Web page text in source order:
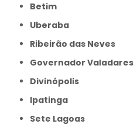
Betim
Uberaba
Ribeirão das Neves
Governador Valadares
Divinópolis
Ipatinga
Sete Lagoas